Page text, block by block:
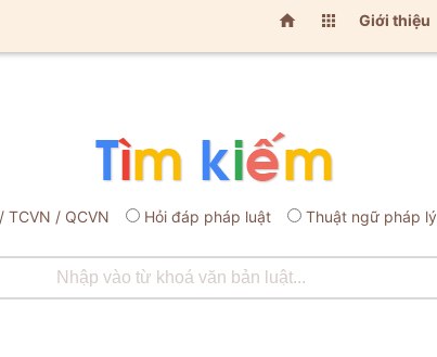
  Giới thiệu
TCVN / QCVN Hỏi đáp pháp luật Thuật ngữ pháp lý